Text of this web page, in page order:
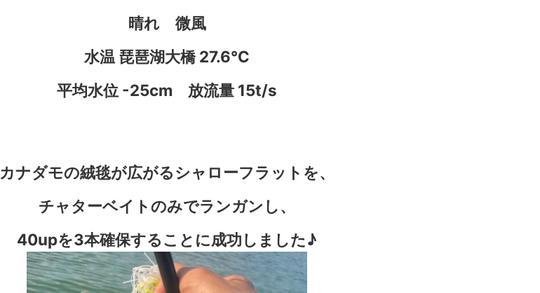
晴れ 微風
水温 琵琶湖大橋 27.6℃
平均水位 -25cm 放流量 15t/s
カナダモの絨毯が広がるシャローフラットを、
チャターベイトのみでランガンし、
40upを3本確保することに成功しました♪